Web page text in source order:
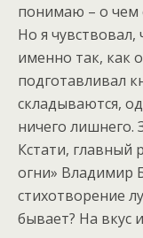
понимаю – о чем
Но я
именно так, как
подготавливал
складываются,
ничего лишнего.
Кстати, главный
огни» Владимир
стихотворение
бывает? На вкус